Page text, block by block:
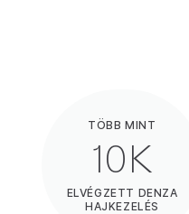
TÖBB MINT
10K
ELVÉGZETT DENZA
HAJKEZELÉS